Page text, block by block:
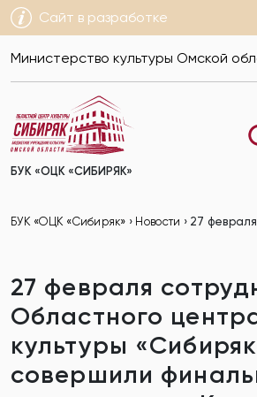
Сайт в разработке
Министерство культуры Омской
БУК «ОЦК «СИБИРЯК»
БУК «ОЦК «Сибиряк» › Новости › 27
27 февраля
Областного
культуры
совершили